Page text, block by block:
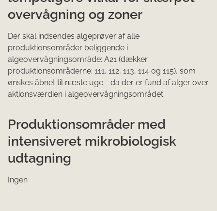
overvågning og zoner
Der skal indsendes algeprøver af alle
produktionsområder beliggende i
algeovervågningsområde: A21 (dækker
produktionsområderne: 111, 112, 113, 114 og 115), som
ønskes åbnet til næste uge - da der er fund af alger over
aktionsværdien i algeovervågningsområdet.
Produktionsområder med
intensiveret mikrobiologisk
udtagning
Ingen